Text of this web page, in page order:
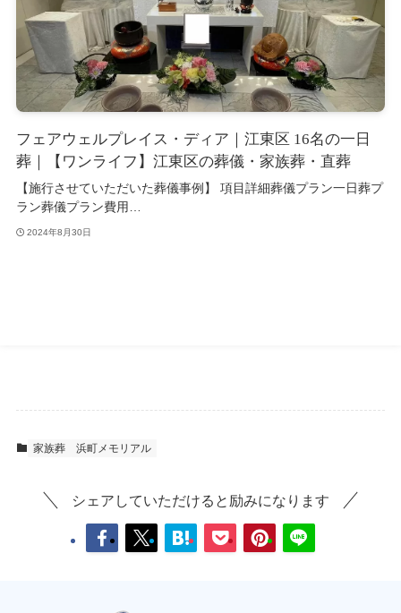
フェアウェルプレイス・ディア｜江東区 16名の一日
葬｜【ワンライフ】江東区の葬儀・家族葬・直葬
【施行させていただいた葬儀事例】 項目詳細葬儀プラン一日葬プ
ラン葬儀プラン費用…
2024年8月30日
家族葬 浜町メモリアル
シェアしていただけると励みになります